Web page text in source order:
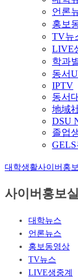
언론
홍보
TV뉴
LIVE
학과
동서
IPTV
동서
地域
DSU
졸업
대학생활사이버홍
사이버홍보실
대학뉴스
언론뉴스
홍보동영상
TV뉴스
LIVE생중계